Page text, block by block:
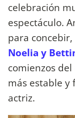
celebración
espectáculo.
para
Noelia y
comienzos
más estable y
actriz.